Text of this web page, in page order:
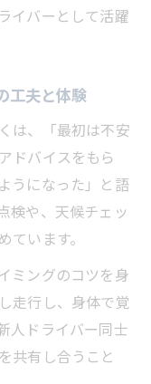
イバーとして活躍
工夫と体験
は、「最初は不安
ドバイスをもら
うになった」と語
検や、天候チェッ
います。
ミングのコツを身
走行し、身体で覚
人ドライバー同士
共有し合うこと